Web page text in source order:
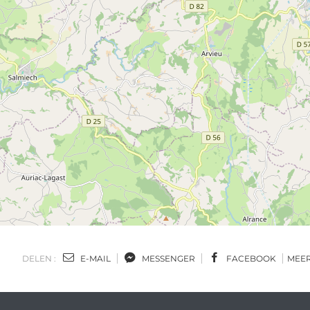
DELEN : E-MAIL MESSENGER FACEBOOK